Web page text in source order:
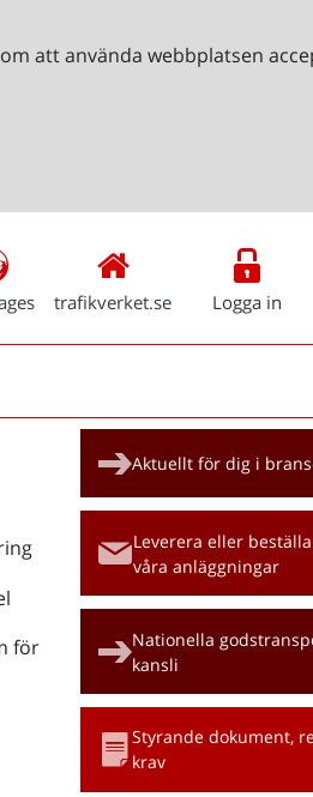
att använda webbplatsen
trafikverket.se Logga in
för
Aktuellt för dig i
Leverera eller
våra anläggningar
Nationella
kansli
Styrande dokument,
krav